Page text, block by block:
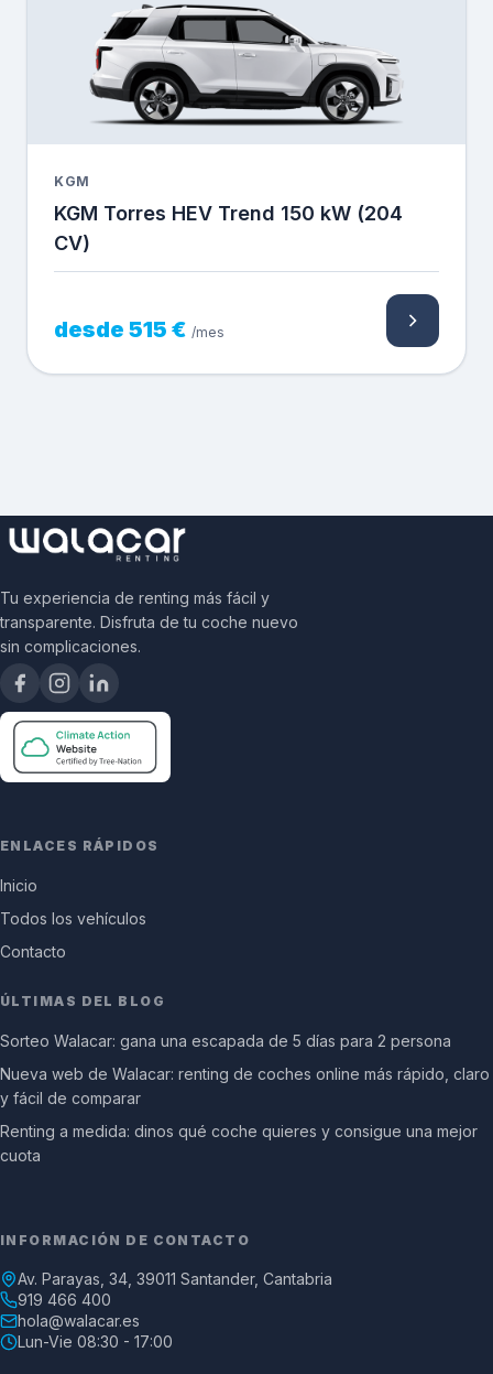
KGM
KGM Torres HEV Trend 150 kW (204
CV)
desde 515 € /mes
Tu experiencia de renting más fácil y
transparente. Disfruta de tu coche nuevo
sin complicaciones.
ENLACES RÁPIDOS
Inicio
Todos los vehículos
Contacto
ÚLTIMAS DEL BLOG
Sorteo Walacar: gana una escapada de 5 días para 2 persona
Nueva web de Walacar: renting de coches online más rápido, claro
y fácil de comparar
Renting a medida: dinos qué coche quieres y consigue una mejor
cuota
INFORMACIÓN DE CONTACTO
Av. Parayas, 34, 39011 Santander, Cantabria
919 466 400
hola@walacar.es
Lun-Vie 08:30 - 17:00